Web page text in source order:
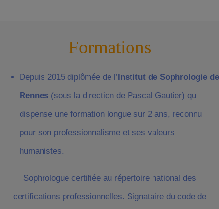
Formations
Depuis 2015 diplômée de l’Institut de Sophrologie de
Rennes (sous la direction de Pascal Gautier) qui
dispense une formation longue sur 2 ans, reconnu
pour son professionnalisme et ses valeurs
humanistes.
Sophrologue certifiée au répertoire national des
certifications professionnelles. Signataire du code de